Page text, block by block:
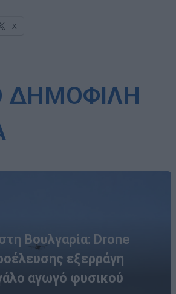
X
ΔΗΜΟΦΙΛΗ
Βουλγαρία: Drone
εξερράγη
αγωγό φυσικού